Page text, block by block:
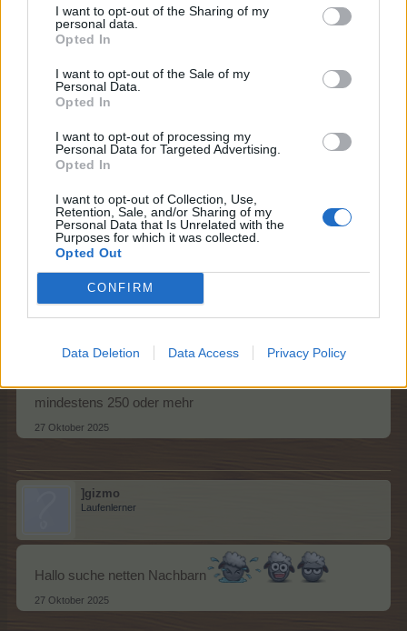
I want to opt-out of the Sharing of my
personal data.
Opted In
I want to opt-out of the Sale of my
Personal Data.
Opted In
I want to opt-out of processing my
Personal Data for Targeted Advertising.
Opted In
I want to opt-out of Collection, Use,
Retention, Sale, and/or Sharing of my
Personal Data that Is Unrelated with the
Purposes for which it was collected.
Opted Out
CONFIRM
Data Deletion Data Access Privacy Policy
Bitte ab LV 111
27 Oktober 2025
Ilona061962
Hallo ich suche mal wieder neue Nachbarn.
27 Oktober 2025
mir ist ein Nachbar abhanden gekommen, bin selbst
hohem Level
mindestens 250 oder mehr
27 Oktober 2025
]gizmo
Laufenlerner
Hallo suche netten Nachbarn
27 Oktober 2025